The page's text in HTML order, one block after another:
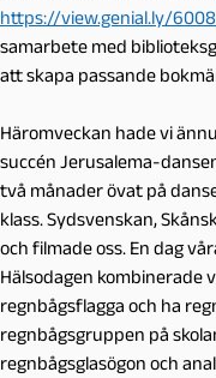
https://view.genial.ly/
samarbete med
att skapa passande
Häromveckan hade vi
succén Jerusalema-
två månader övat på
klass. Sydsvenskan,
och filmade oss. En dag
Hälsodagen kombinerade
regnbågsflagga och ha
regnbågsgruppen på
regnbågsglasögon och